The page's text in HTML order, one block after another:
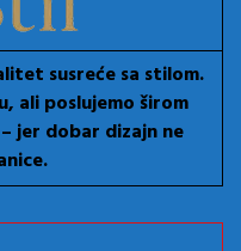
susreće sa stilom.
ali poslujemo širom
jer dobar dizajn ne